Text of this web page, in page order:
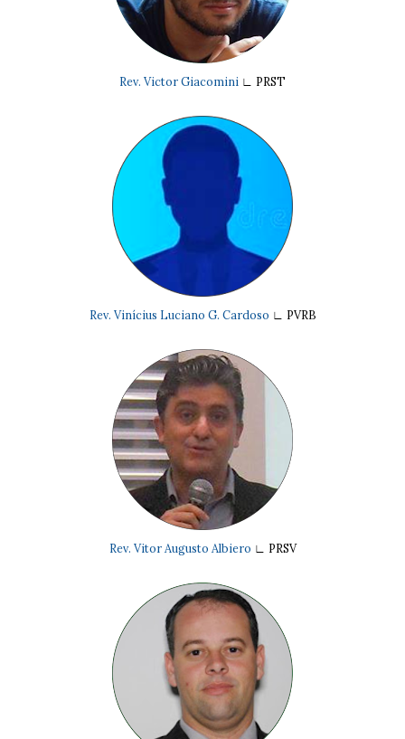
Rev. Victor Giacomini ∟ PRST
Rev. Vinícius Luciano G. Cardoso ∟ PVRB
Rev. Vitor Augusto Albiero ∟ PRSV